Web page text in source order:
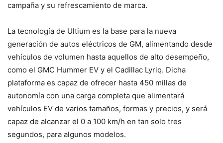
campaña y su refrescamiento de marca.
La tecnología de Ultium es la base para la nueva
generación de autos eléctricos de GM, alimentando desde
vehículos de volumen hasta aquellos de alto desempeño,
como el GMC Hummer EV y el Cadillac Lyriq. Dicha
plataforma es capaz de ofrecer hasta 450 millas de
autonomía con una carga completa que alimentará
vehículos EV de varios tamaños, formas y precios, y será
capaz de alcanzar el 0 a 100 km/h en tan solo tres
segundos, para algunos modelos.